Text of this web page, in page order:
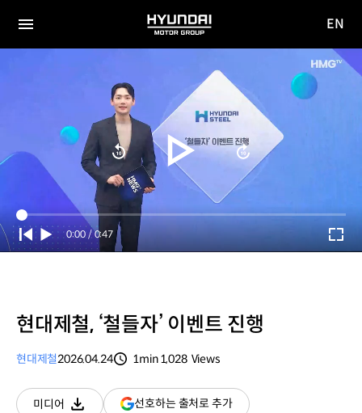
전체
HYUNDAI
MOTOR
사이
EN
Current
Time
0:00 / Duration
0:47
현대제철, ‘철들자’ 이벤트 진행
현대제철2026.04.24
1min1,028 Views
미디어
선호하는 출처로 추가(새